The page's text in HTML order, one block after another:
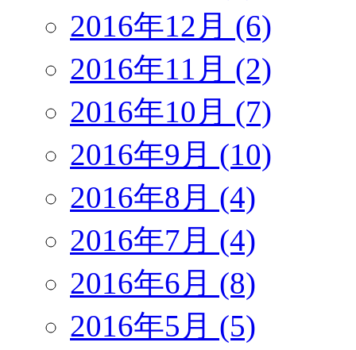
2016年12月 (6)
2016年11月 (2)
2016年10月 (7)
2016年9月 (10)
2016年8月 (4)
2016年7月 (4)
2016年6月 (8)
2016年5月 (5)